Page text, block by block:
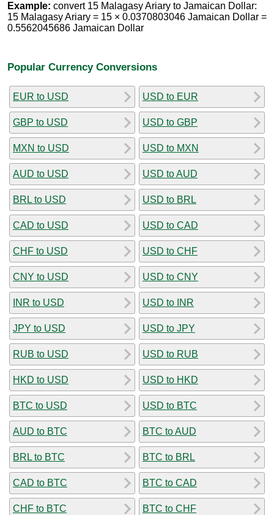
Example: convert 15 Malagasy Ariary to Jamaican Dollar:
15 Malagasy Ariary = 15 × 0.0370803046 Jamaican Dollar =
0.5562045686 Jamaican Dollar
Popular Currency Conversions
EUR to USD
GBP to USD
MXN to USD
AUD to USD
BRL to USD
CAD to USD
CHF to USD
CNY to USD
INR to USD
JPY to USD
RUB to USD
HKD to USD
BTC to USD
AUD to BTC
BRL to BTC
CAD to BTC
CHF to BTC
USD to EUR
USD to GBP
USD to MXN
USD to AUD
USD to BRL
USD to CAD
USD to CHF
USD to CNY
USD to INR
USD to JPY
USD to RUB
USD to HKD
USD to BTC
BTC to AUD
BTC to BRL
BTC to CAD
BTC to CHF